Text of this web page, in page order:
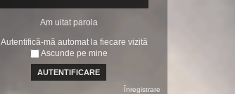
Am uitat parola
Autentifică-mă automat la fiecare vizită
Ascunde pe mine
Înregistrare